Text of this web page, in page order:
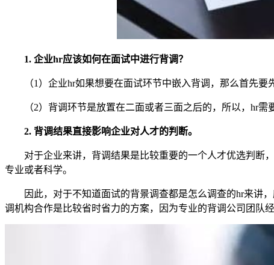
1. 企业hr应该如何在面试中进行背调？
（1）企业hr如果想要在面试环节中嵌入背调，那么首先
（2）背调环节是放置在二面或者三面之后的，所以，hr
2. 背调结果直接影响企业对人才的判断。
对于企业来讲，背调结果是比较重要的一个人才优选判断
专业或者科学。
因此，对于不知道面试的背景调查都是怎么调查的hr来讲
调机构合作是比较省时省力的方案，因为专业的背调公司团队